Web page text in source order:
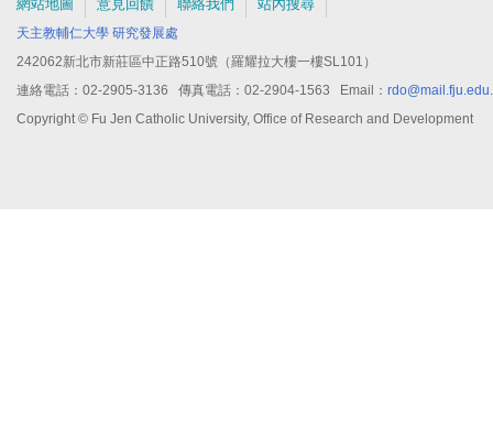
網站地圖 意見回饋 聯絡我們 站內搜尋
天主教輔仁大學 研究發展處
242062新北市新莊區中正路510號（羅耀拉大樓一樓SL101）
連絡電話：02-2905-3136 傳真電話：02-2904-1563 Email：
Copyright © Fu Jen Catholic University, Office of Research and Development